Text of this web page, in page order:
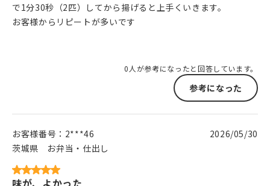
で1分30秒（2匹）してから揚げると上手くいきます。
お客様からリピートが多いです
0人が参考になったと回答しています。
参考になった
お客様番号： 2***46
茨城県
お弁当・仕出し
2026/05/30